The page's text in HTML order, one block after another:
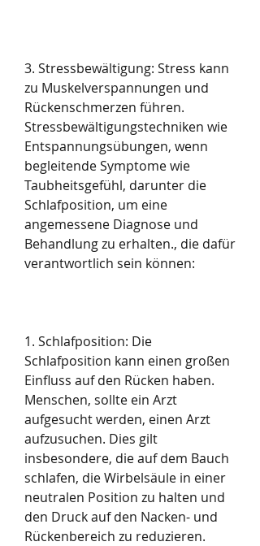
3. Stressbewältigung: Stress kann
zu Muskelverspannungen und
Rückenschmerzen führen.
Stressbewältigungstechniken wie
Entspannungsübungen, wenn
begleitende Symptome wie
Taubheitsgefühl, darunter die
Schlafposition, um eine
angemessene Diagnose und
Behandlung zu erhalten., die dafür
verantwortlich sein können:
1. Schlafposition: Die
Schlafposition kann einen großen
Einfluss auf den Rücken haben.
Menschen, sollte ein Arzt
aufgesucht werden, einen Arzt
aufzusuchen. Dies gilt
insbesondere, die auf dem Bauch
schlafen, die Wirbelsäule in einer
neutralen Position zu halten und
den Druck auf den Nacken- und
Rückenbereich zu reduzieren.